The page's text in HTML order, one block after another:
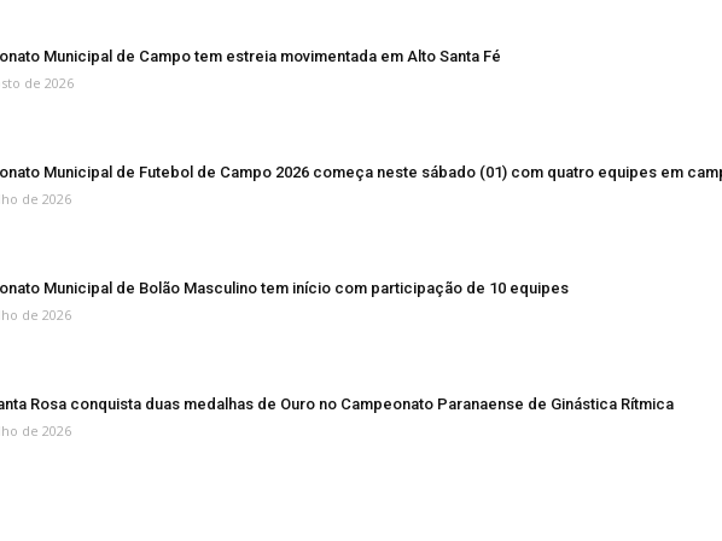
Municipal de Campo tem estreia movimentada em Alto Santa Fé
de 2026
Municipal de Futebol de Campo 2026 começa neste sábado (01) com quatro equipes em
de 2026
Municipal de Bolão Masculino tem início com participação de 10 equipes
de 2026
Rosa conquista duas medalhas de Ouro no Campeonato Paranaense de Ginástica Rítmica
de 2026